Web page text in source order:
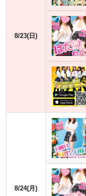
8/23(日)
8/24(月)